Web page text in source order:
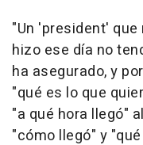
"Un 'president'
hizo ese día no
ha asegurado, y
"qué es lo que
"a qué hora llegó"
"cómo llegó" y